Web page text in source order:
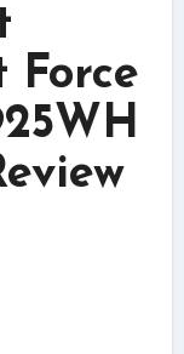
Force